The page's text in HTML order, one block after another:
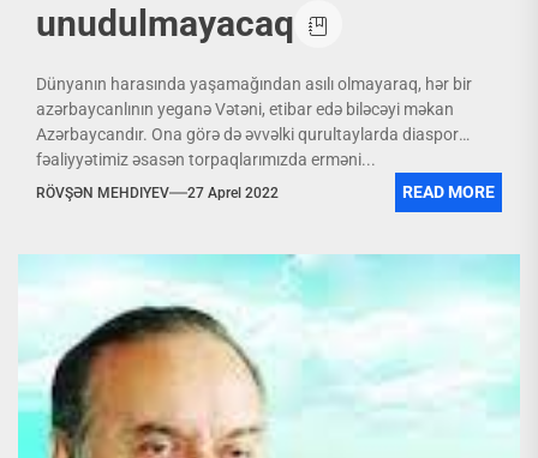
unudulmayacaq
Dünyanın harasında yaşamağından asılı olmayaraq, hər bir
azərbaycanlının yeganə Vətəni, etibar edə biləcəyi məkan
Azərbaycandır. Ona görə də əvvəlki qurultaylarda diaspor
fəaliyyətimiz əsasən torpaqlarımızda erməni...
RÖVŞƏN MEHDIYEV 27 Aprel 2022 READ MORE